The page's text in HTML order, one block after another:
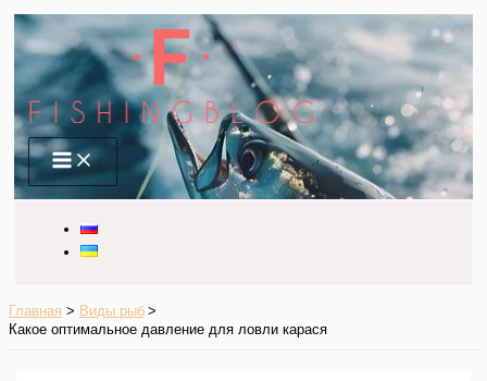
Перейти
содержимому
Main
Menu
Главная
Виды рыб
Какое оптимальное давление для ловли карася